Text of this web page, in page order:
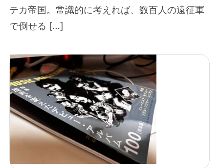
テカ帝国。常識的に考えれば、数百人の遠征軍
で倒せる […]